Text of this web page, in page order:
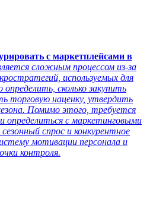
с маркетплейсами в
сложным процессом из-за
используемых для
сколько закупить
торговую наценку, утвердить
Помимо этого, требуется
определиться с маркетинговыми
спрос и конкурентное
мотивации персонала и
контроля.